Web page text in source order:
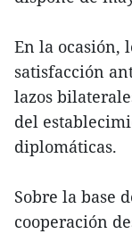
En la ocasión,
satisfacción
lazos
del
diplomáticas.
Sobre la base
cooperación